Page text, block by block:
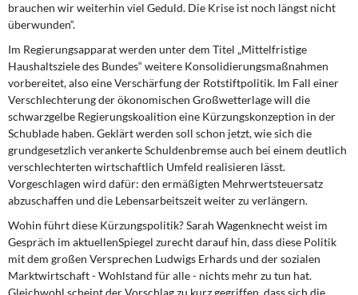
Weitere Themen
Memo-Gruppe
Institut Solidarische Moderne
Rosa-Luxemburg-Stiftung
Über mich
Kontakt
brauchen wir weiterhin viel Geduld. Die Krise ist noch längst nicht
überwunden“.
Im Regierungsapparat werden unter dem Titel „Mittelfristige
Haushaltsziele des Bundes“ weitere Konsolidierungsmaßnahmen
vorbereitet, also eine Verschärfung der Rotstiftpolitik. Im Fall einer
Verschlechterung der ökonomischen Großwetterlage will die
schwarzgelbe Regierungskoalition eine Kürzungskonzeption in der
Schublade haben. Geklärt werden soll schon jetzt, wie sich die
grundgesetzlich verankerte Schuldenbremse auch bei einem deutlich
verschlechterten wirtschaftlich Umfeld realisieren lässt.
Vorgeschlagen wird dafür: den ermäßigten Mehrwertsteuersatz
abzuschaffen und die Lebensarbeitszeit weiter zu verlängern.
Wohin führt diese Kürzungspolitik? Sarah Wagenknecht weist im
Gespräch im aktuellenSpiegel zurecht darauf hin, dass diese Politik
mit dem großen Versprechen Ludwigs Erhards und der sozialen
Marktwirtschaft - Wohlstand für alle - nichts mehr zu tun hat.
Gleichwohl scheint der Vorschlag zu kurz gegriffen, dass sich die